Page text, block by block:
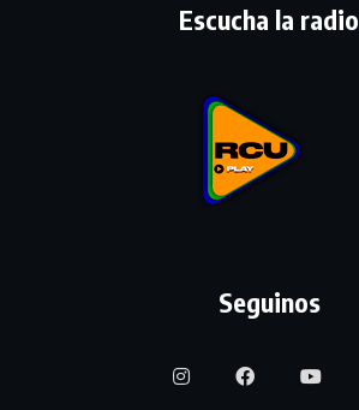
Escucha la radio
Seguinos